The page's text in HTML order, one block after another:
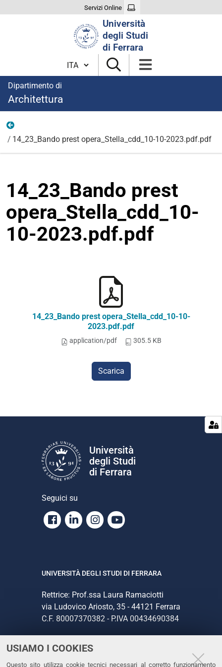
USIAMO I COOKIES
Questo sito utilizza cookie tecnici necessari al corretto funzionamento
Servizi Online
Università
degli Studi
di Ferrara
Cambia lingua
Dipartimento di
Architettura
14_23_Bando prest opera_Stella_cdd_10-10-2023.pdf.pdf
14_23_Bando prest
opera_Stella_cdd_10-
10-2023.pdf.pdf
14_23_Bando prest opera_Stella_cdd_10-10-
2023.pdf.pdf
application/pdf 305.5 KB
Scarica
Università
degli Studi
di Ferrara
Seguici su
Facebook
LinkedinInstagram
Youtube
UNIVERSITÀ DEGLI STUDI DI FERRARA
Rettrice: Prof.ssa Laura Ramaciotti
via Ludovico Ariosto, 35 - 44121 Ferrara
C.F. 80007370382 - P.IVA 00434690384
CONTATTI